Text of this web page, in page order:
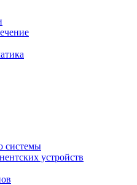
системы
устройств